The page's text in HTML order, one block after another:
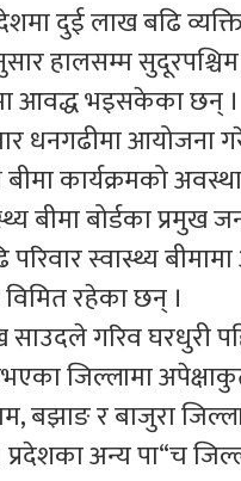
दुई लाख बढि
हालसम्म
आवद्ध भइसकेका छन् ।
धनगढीमा
बीमा कार्यक्रमको
बीमा बोर्डका
स्वास्थ्य
रहेका छन् ।
साउदले गरिव
जिल्लामा
र बाजुरा
अन्य पा“च